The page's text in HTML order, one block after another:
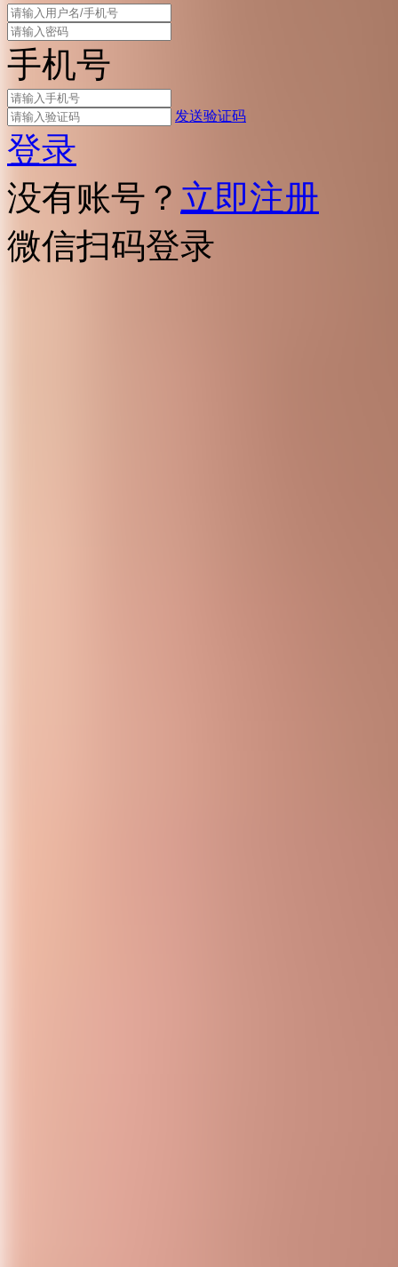
手机号
发送验证码
登录
没有账号？ 立即注册
微信扫码登录